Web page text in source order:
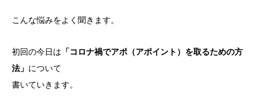
こんな悩みをよく聞きます。
初回の今日は 「コロナ禍でアポ（アポイント）を取るための方
法」 について
書いていきます。